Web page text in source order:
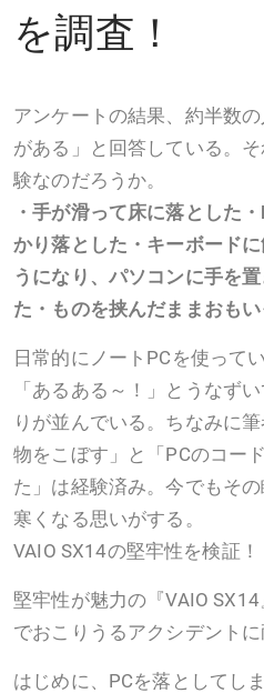
を調査！
アンケートの結果、約半数
がある」と回答している。
験なのだろうか。
・手が滑って床に落とした
かり落とした・キーボード
うになり、パソコンに手を
た・ものを挟んだままおも
日常的にノートPCを使って
「あるある～！」とうなず
りが並んでいる。ちなみに
物をこぼす」と「PCのコー
た」は経験済み。今でもそ
寒くなる思いがする。
VAIO SX14の堅牢性を検証！
堅牢性が魅力の『VAIO
でおこりうるアクシデントに
はじめに、PCを落としてし